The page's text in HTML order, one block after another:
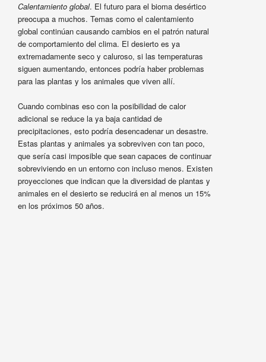
Calentamiento global. El futuro para el bioma desértico
preocupa a muchos. Temas como el calentamiento
global continúan causando cambios en el patrón natural
de comportamiento del clima. El desierto es ya
extremadamente seco y caluroso, si las temperaturas
siguen aumentando, entonces podría haber problemas
para las plantas y los animales que viven allí.
Cuando combinas eso con la posibilidad de calor
adicional se reduce la ya baja cantidad de
precipitaciones, esto podría desencadenar un desastre.
Estas plantas y animales ya sobreviven con tan poco,
que sería casi imposible que sean capaces de continuar
sobreviviendo en un entorno con incluso menos. Existen
proyecciones que indican que la diversidad de plantas y
animales en el desierto se reducirá en al menos un 15%
en los próximos 50 años.